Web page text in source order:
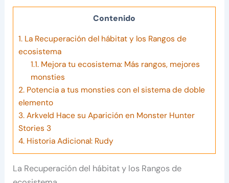
Contenido
1. La Recuperación del hábitat y los Rangos de
ecosistema
1.1.Mejora tu ecosistema: Más rangos, mejores
monsties
2. Potencia a tus monsties con el sistema de doble
elemento
3. Arkveld Hace su Aparición en Monster Hunter
Stories 3
4. Historia Adicional: Rudy
La Recuperación del hábitat y los Rangos de